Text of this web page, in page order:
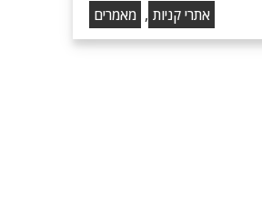
אתרי קניות , מאמרים